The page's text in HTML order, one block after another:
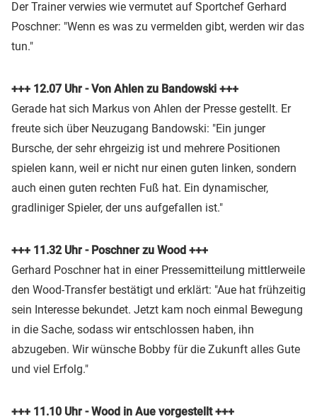
Der Trainer verwies wie vermutet auf Sportchef Gerhard
Poschner: "Wenn es was zu vermelden gibt, werden wir das
tun."
+++ 12.07 Uhr - Von Ahlen zu Bandowski +++
Gerade hat sich Markus von Ahlen der Presse gestellt. Er
freute sich über Neuzugang Bandowski: "Ein junger
Bursche, der sehr ehrgeizig ist und mehrere Positionen
spielen kann, weil er nicht nur einen guten linken, sondern
auch einen guten rechten Fuß hat. Ein dynamischer,
gradliniger Spieler, der uns aufgefallen ist."
+++ 11.32 Uhr - Poschner zu Wood +++
Gerhard Poschner hat in einer Pressemitteilung mittlerweile
den Wood-Transfer bestätigt und erklärt: "Aue hat frühzeitig
sein Interesse bekundet. Jetzt kam noch einmal Bewegung
in die Sache, sodass wir entschlossen haben, ihn
abzugeben. Wir wünsche Bobby für die Zukunft alles Gute
und viel Erfolg."
+++ 11.10 Uhr - Wood in Aue vorgestellt +++